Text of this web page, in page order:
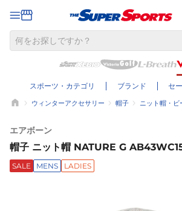
スポーツ・カテゴリ ブランド セ
ウィンターアクセサリー 帽子 ニット帽・ビ
エアボーン
帽子 ニット帽 NATURE G
SALE MENS LADIES